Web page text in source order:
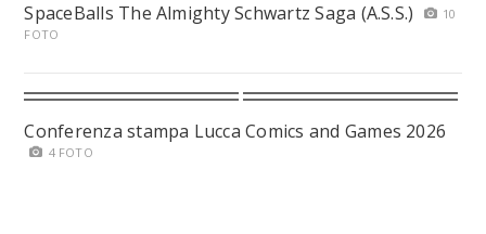
SpaceBalls The Almighty Schwartz Saga (A.S.S.)
10
FOTO
Conferenza stampa Lucca Comics and Games 2026
4 FOTO